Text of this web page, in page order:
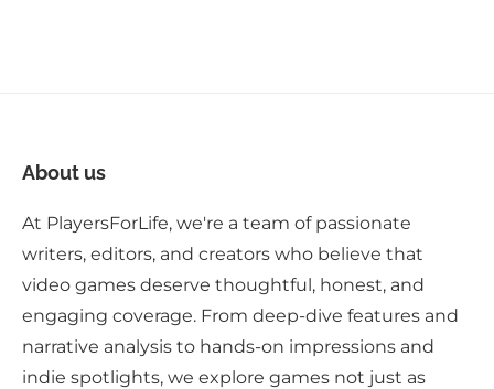
About us
At PlayersForLife, we're a team of passionate
writers, editors, and creators who believe that
video games deserve thoughtful, honest, and
engaging coverage. From deep-dive features and
narrative analysis to hands-on impressions and
indie spotlights, we explore games not just as